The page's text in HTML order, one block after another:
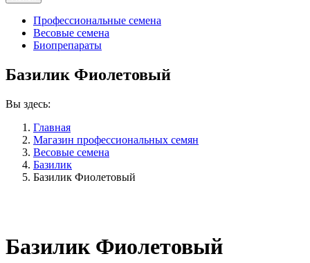
Профессиональные семена
Весовые семена
Биопрепараты
Базилик Фиолетовый
Вы здесь:
Главная
Магазин профессиональных семян
Весовые семена
Базилик
Базилик Фиолетовый
Базилик Фиолетовый